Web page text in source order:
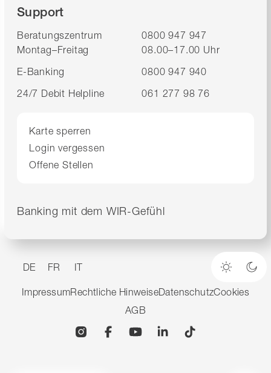
Support
Beratungszentrum
0800 947 947
Montag–Freitag
08.00–17.00 Uhr
E-Banking
0800 947 940
24/7 Debit Helpline
061 277 98 76
Karte sperren
Login vergessen
Offene Stellen
Banking mit dem WIR-Gefühl
DE FR IT
Heller
ImpressumRechtliche HinweiseDatenschutzCookies
AGB
InstagramFacebookYouTubeLinkedin